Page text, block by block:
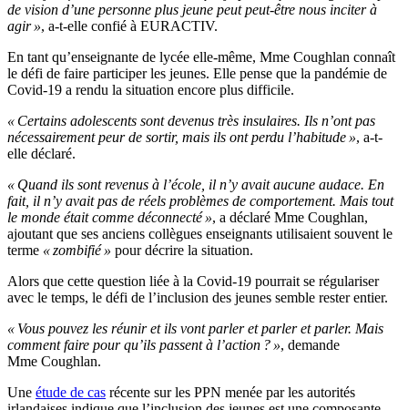
de vision d’une personne plus jeune peut peut-être nous inciter à
agir », a-t-elle confié à EURACTIV.
En tant qu’enseignante de lycée elle-même, Mme Coughlan connaît
le défi de faire participer les jeunes. Elle pense que la pandémie de
Covid-19 a rendu la situation encore plus difficile.
« Certains adolescents sont devenus très insulaires. Ils n’ont pas
nécessairement peur de sortir, mais ils ont perdu l’habitude », a-t-
elle déclaré.
« Quand ils sont revenus à l’école, il n’y avait aucune audace. En
fait, il n’y avait pas de réels problèmes de comportement. Mais tout
le monde était comme déconnecté », a déclaré Mme Coughlan,
ajoutant que ses anciens collègues enseignants utilisaient souvent le
terme « zombifié » pour décrire la situation.
Alors que cette question liée à la Covid-19 pourrait se régulariser
avec le temps, le défi de l’inclusion des jeunes semble rester entier.
« Vous pouvez les réunir et ils vont parler et parler et parler. Mais
comment faire pour qu’ils passent à l’action ? », demande
Mme Coughlan.
Une étude de cas récente sur les PPN menée par les autorités